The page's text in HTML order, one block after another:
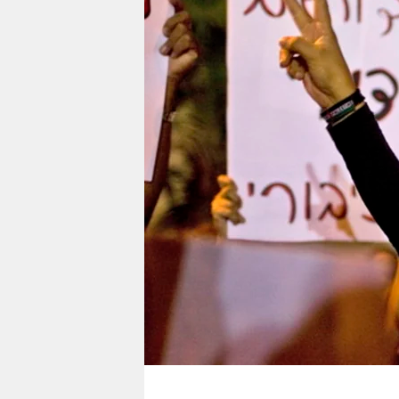
nord
wahrheit
verlag
verlag
veranstaltungen
shop
fragen & hilfe
unterstützen
genossenschaft